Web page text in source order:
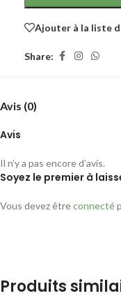
Ajouter à la liste
Share:
Avis (0)
Avis
Il n’y a pas encore d’avis.
Soyez le premier à
Vous devez êtreconnecté
Produits